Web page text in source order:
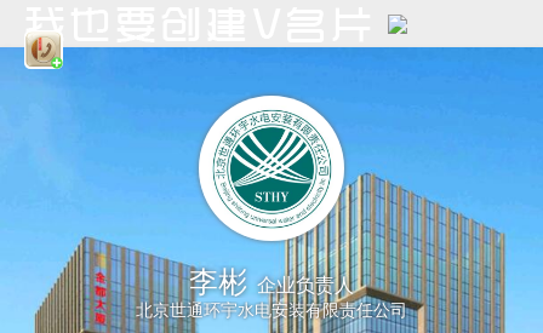
李彬 企业负责人
北京世通环宇水电安装有限责任公司